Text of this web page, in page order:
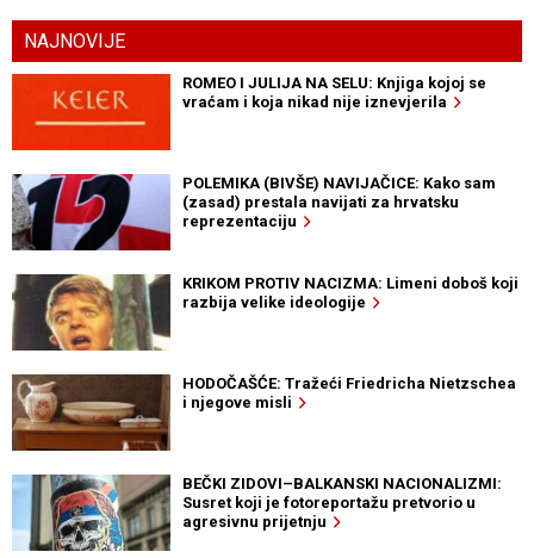
NAJNOVIJE
ROMEO I JULIJA NA SELU: Knjiga kojoj se
vraćam i koja nikad nije iznevjerila
POLEMIKA (BIVŠE) NAVIJAČICE: Kako sam
(zasad) prestala navijati za hrvatsku
reprezentaciju
KRIKOM PROTIV NACIZMA: Limeni doboš koji
razbija velike ideologije
HODOČAŠĆE: Tražeći Friedricha Nietzschea
i njegove misli
BEČKI ZIDOVI–BALKANSKI NACIONALIZMI:
Susret koji je fotoreportažu pretvorio u
agresivnu prijetnju